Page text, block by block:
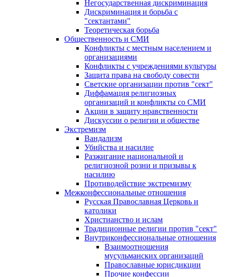
Негосударственная дискриминация
Дискриминация и борьба с
"сектантами"
Теоретическая борьба
Общественность и СМИ
Конфликты с местным населением и
организациями
Конфликты с учреждениями культуры
Защита права на свободу совести
Светские организации против "сект"
Диффамация религиозных
организаций и конфликты со СМИ
Акции в защиту нравственности
Дискуссии о религии и обществе
Экстремизм
Вандализм
Убийства и насилие
Разжигание национальной и
религиозной розни и призывы к
насилию
Противодействие экстремизму
Межконфессиональные отношения
Русская Православная Церковь и
католики
Христианство и ислам
Традиционные религии против "сект"
Внутриконфессиональные отношения
Взаимоотношения
мусульманских организаций
Православные юрисдикции
Прочие конфессии